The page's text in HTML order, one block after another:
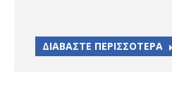
ΔΙΑΒΑΣΤΕ ΠΕΡΙΣΣΟΤΕΡΑ